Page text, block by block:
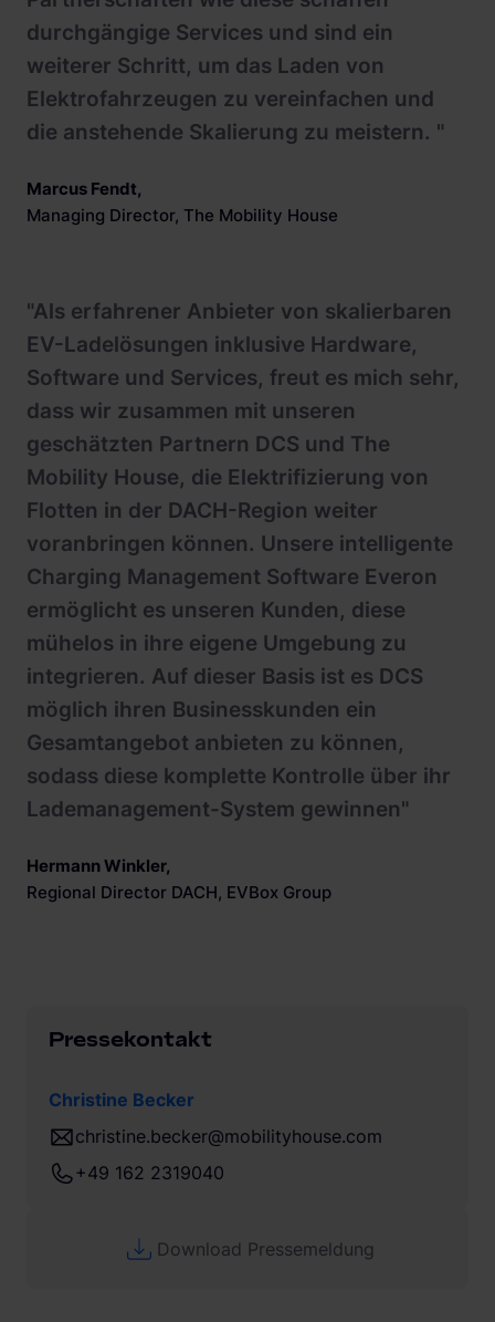
durchgängige Services und sind ein
weiterer Schritt, um das Laden von
Elektrofahrzeugen zu vereinfachen und
die anstehende Skalierung zu meistern. "
Marcus Fendt,
Managing Director, The Mobility House
"Als erfahrener Anbieter von skalierbaren
EV-Ladelösungen inklusive Hardware,
Software und Services, freut es mich sehr,
dass wir zusammen mit unseren
geschätzten Partnern DCS und The
Mobility House, die Elektrifizierung von
Flotten in der DACH-Region weiter
voranbringen können. Unsere intelligente
Charging Management Software Everon
ermöglicht es unseren Kunden, diese
mühelos in ihre eigene Umgebung zu
integrieren. Auf dieser Basis ist es DCS
möglich ihren Businesskunden ein
Gesamtangebot anbieten zu können,
sodass diese komplette Kontrolle über ihr
Lademanagement-System gewinnen"
Hermann Winkler,
Regional Director DACH, EVBox Group
Pressekontakt
Christine Becker
christine.becker@mobilityhouse.com
+49 162 2319040
Download Pressemeldung